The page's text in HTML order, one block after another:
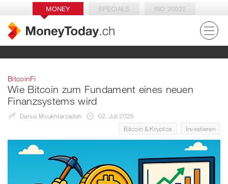
MONEY SPECIALS ISO 20022
BitcoinFi
Wie Bitcoin zum Fundament eines neuen
Finanzsystems wird
Darius Moukhtarzadeh
02. Juli 2025
Bitcoin & Kryptos
Investieren